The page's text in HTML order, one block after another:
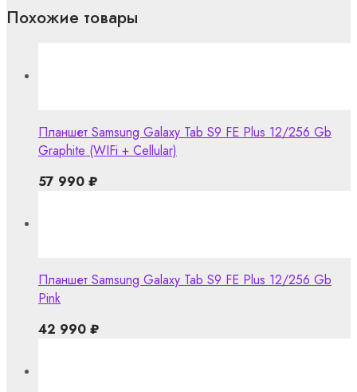
Похожие товары
Планшет Samsung Galaxy Tab S9 FE Plus 12/256 Gb
Graphite (WIFi + Cellular)
57 990 ₽
Планшет Samsung Galaxy Tab S9 FE Plus 12/256 Gb
Pink
42 990 ₽